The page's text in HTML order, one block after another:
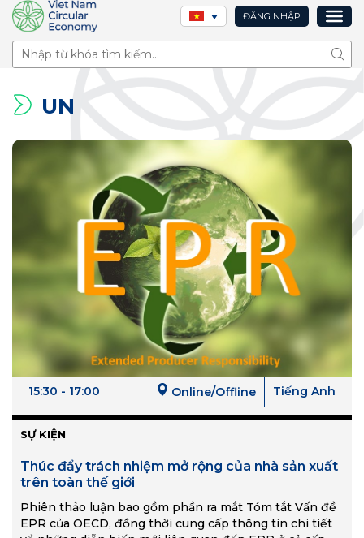
ĐĂNG NHẬP
Tìm
UN
15:30 - 17:00 Online/Offline Tiếng Anh
SỰ KIỆN
Thúc đẩy trách nhiệm mở rộng của nhà sản xuất
trên toàn thế giới
Phiên thảo luận bao gồm phần ra mắt Tóm tắt Vấn đề
EPR của OECD, đồng thời cung cấp thông tin chi tiết